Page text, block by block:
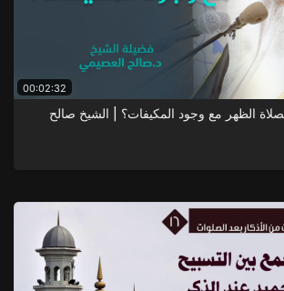
00:02:32
الظهر مع وجود المكيفات؟ | الشيخ صالح